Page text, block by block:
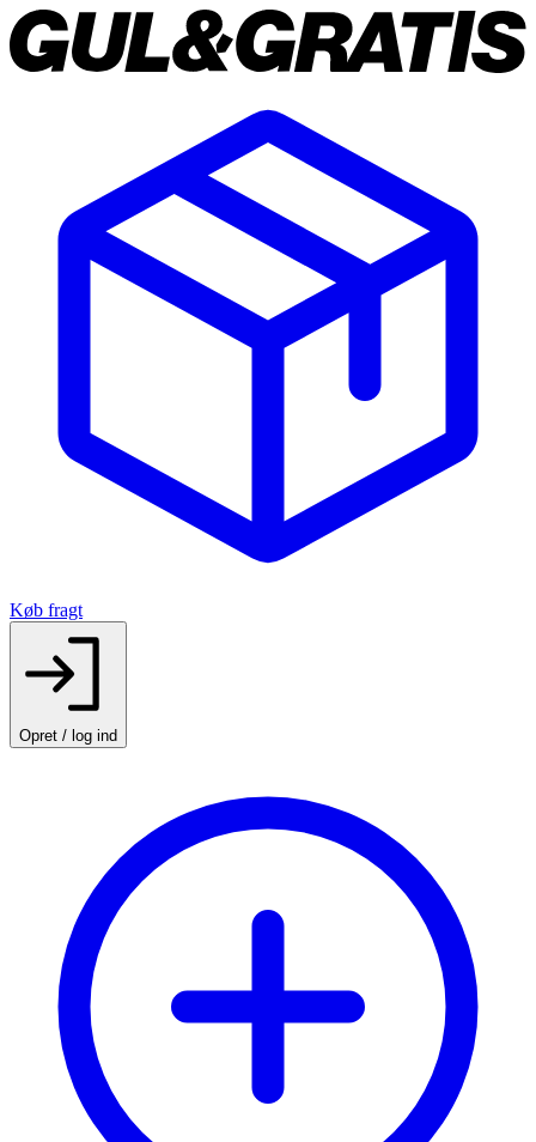
Køb fragt
Opret / log ind